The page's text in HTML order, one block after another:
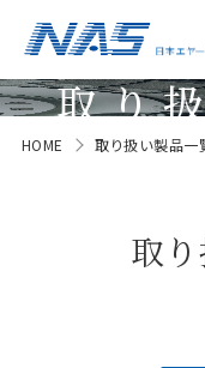
取り
HOME 取り扱い製品一
取